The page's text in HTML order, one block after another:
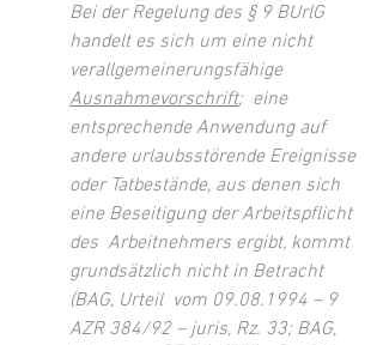
Bei der Regelung des § 9 BUrlG
handelt es sich um eine nicht
verallgemeinerungsfähige
Ausnahmevorschrift;  eine
entsprechende Anwendung auf
andere urlaubsstörende Ereignisse
oder Tatbestände, aus denen sich
eine Beseitigung der Arbeitspflicht
des  Arbeitnehmers ergibt, kommt
grundsätzlich nicht in Betracht
(BAG, Urteil  vom 09.08.1994 – 9
AZR 384/92 – juris, Rz. 33; BAG,